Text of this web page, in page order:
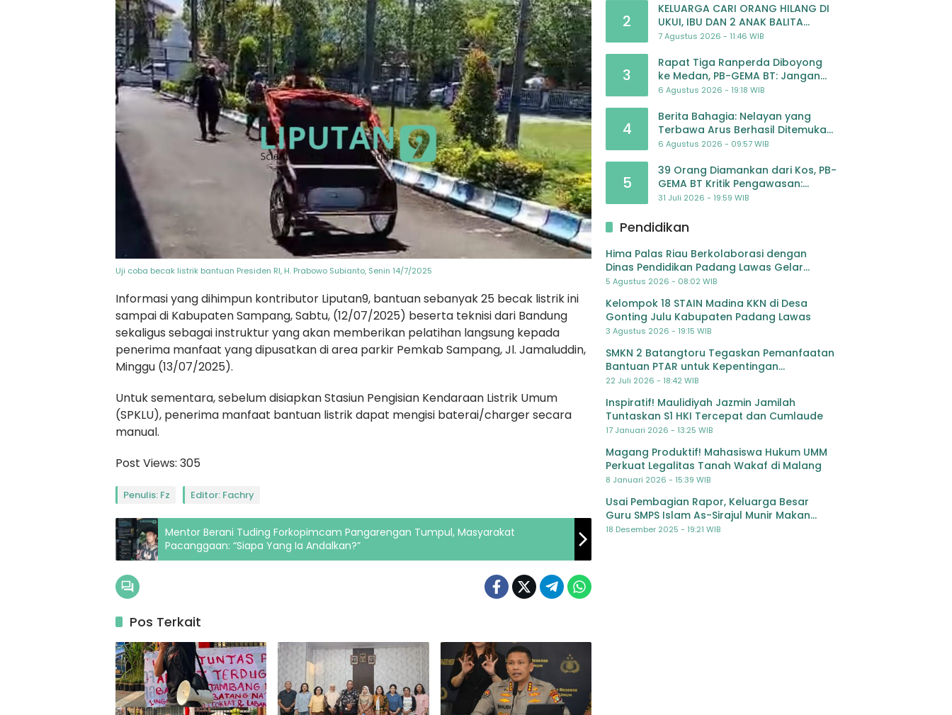
Uji coba becak listrik bantuan Presiden RI, H. Prabowo Subianto, Senin 14/7/2025
Informasi yang dihimpun kontributor Liputan9, bantuan sebanyak 25 becak listrik ini
sampai di Kabupaten Sampang, Sabtu, (12/07/2025) beserta teknisi dari Bandung
sekaligus sebagai instruktur yang akan memberikan pelatihan langsung kepada
penerima manfaat yang dipusatkan di area parkir Pemkab Sampang, Jl. Jamaluddin,
Minggu (13/07/2025).
Untuk sementara, sebelum disiapkan Stasiun Pengisian Kendaraan Listrik Umum
(SPKLU), penerima manfaat bantuan listrik dapat mengisi baterai/charger secara
manual.
Post Views: 305
Penulis: Fz Editor: Fachry
Mentor Berani Tuding Forkopimcam Pangarengan Tumpul, Masyarakat
Pacanggaan: “Siapa Yang Ia Andalkan?”
Pos Terkait
2
KELUARGA CARI ORANG HILANG DI
UKUI, IBU DAN 2 ANAK BALITA
BELUM PULANG SEJAK 20 JULI 2026
7 Agustus 2026 - 11:46 WIB
3
Rapat Tiga Ranperda Diboyong
ke Medan, PB-GEMA BT: Jangan
Jadikan APBD Ladang
6 Agustus 2026 - 19:18 WIB
4
Berita Bahagia: Nelayan yang
Terbawa Arus Berhasil Ditemukan
Dalam Keadaan Selamat
6 Agustus 2026 - 09:57 WIB
5
39 Orang Diamankan dari Kos, PB-
GEMA BT Kritik Pengawasan:
Jangan Tunggu Masyarakat
31 Juli 2026 - 19:59 WIB
Pendidikan
Hima Palas Riau Berkolaborasi dengan
Dinas Pendidikan Padang Lawas Gelar
Pelatihan OSIS SMP se-Kabupaten Padang
5 Agustus 2026 - 08:02 WIB
Kelompok 18 STAIN Madina KKN di Desa
Gonting Julu Kabupaten Padang Lawas
3 Agustus 2026 - 19:15 WIB
SMKN 2 Batangtoru Tegaskan Pemanfaatan
Bantuan PTAR untuk Kepentingan
Pendidikan
22 Juli 2026 - 18:42 WIB
Inspiratif! Maulidiyah Jazmin Jamilah
Tuntaskan S1 HKI Tercepat dan Cumlaude
17 Januari 2026 - 13:25 WIB
Magang Produktif! Mahasiswa Hukum UMM
Perkuat Legalitas Tanah Wakaf di Malang
8 Januari 2026 - 15:39 WIB
Usai Pembagian Rapor, Keluarga Besar
Guru SMPS Islam As-Sirajul Munir Makan
Bersama Sambut Libur Awal Semester
18 Desember 2025 - 19:21 WIB